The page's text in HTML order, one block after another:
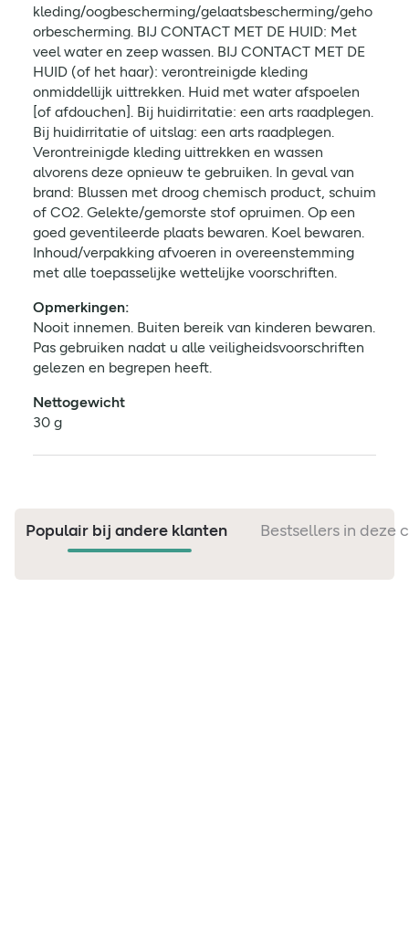
kleding/oogbescherming/gelaatsbescherming/geho
orbescherming. BIJ CONTACT MET DE HUID: Met
veel water en zeep wassen. BIJ CONTACT MET DE
HUID (of het haar): verontreinigde kleding
onmiddellijk uittrekken. Huid met water afspoelen
[of afdouchen]. Bij huidirritatie: een arts raadplegen.
Bij huidirritatie of uitslag: een arts raadplegen.
Verontreinigde kleding uittrekken en wassen
alvorens deze opnieuw te gebruiken. In geval van
brand: Blussen met droog chemisch product, schuim
of CO2. Gelekte/gemorste stof opruimen. Op een
goed geventileerde plaats bewaren. Koel bewaren.
Inhoud/verpakking afvoeren in overeenstemming
met alle toepasselijke wettelijke voorschriften.
Opmerkingen:
Nooit innemen. Buiten bereik van kinderen bewaren.
Pas gebruiken nadat u alle veiligheidsvoorschriften
gelezen en begrepen heeft.
Nettogewicht
30 g
Populair bij andere klanten Bestsellers in deze